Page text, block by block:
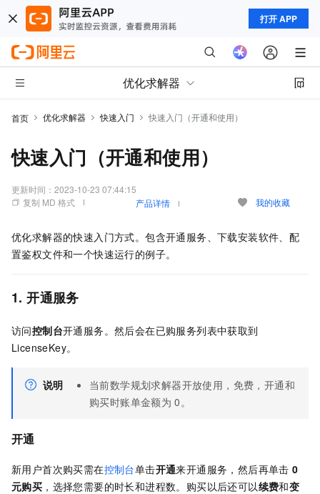
打开 APP
优化求解器
首页 优化求解器 快速入门 快速入门（开通和使用）
快速入门（开通和使用）
更新时间： 2023-10-23 07:44:15
复制 MD 格式
产品详情 我的收藏
优化求解器的快速入门方式。包含开通服务、下载安装软件、配
置鉴权文件和一个快速运行的例子。
1. 开通服务
访问控制台开通服务。然后会在已购服务列表中获取到
LicenseKey。
说明
当前数学规划求解器开放使用，免费，开通和
购买时账单金额为 0。
开通
新用户首次购买需在控制台单击开通来开通服务，然后再单击 0
元购买 ，选择您需要的时长和进程数。购买以后还可以续费和变